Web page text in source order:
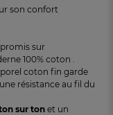
son confort
sur
100% coton .
coton fin garde
résistance au fil du
sur ton et un